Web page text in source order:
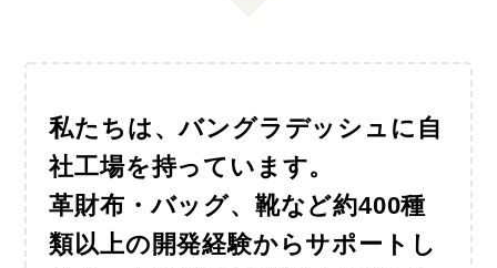
私たちは、バングラデッシュに自
社工場を持っています。
革財布・バッグ、靴など約400種
類以上の開発経験からサポートし